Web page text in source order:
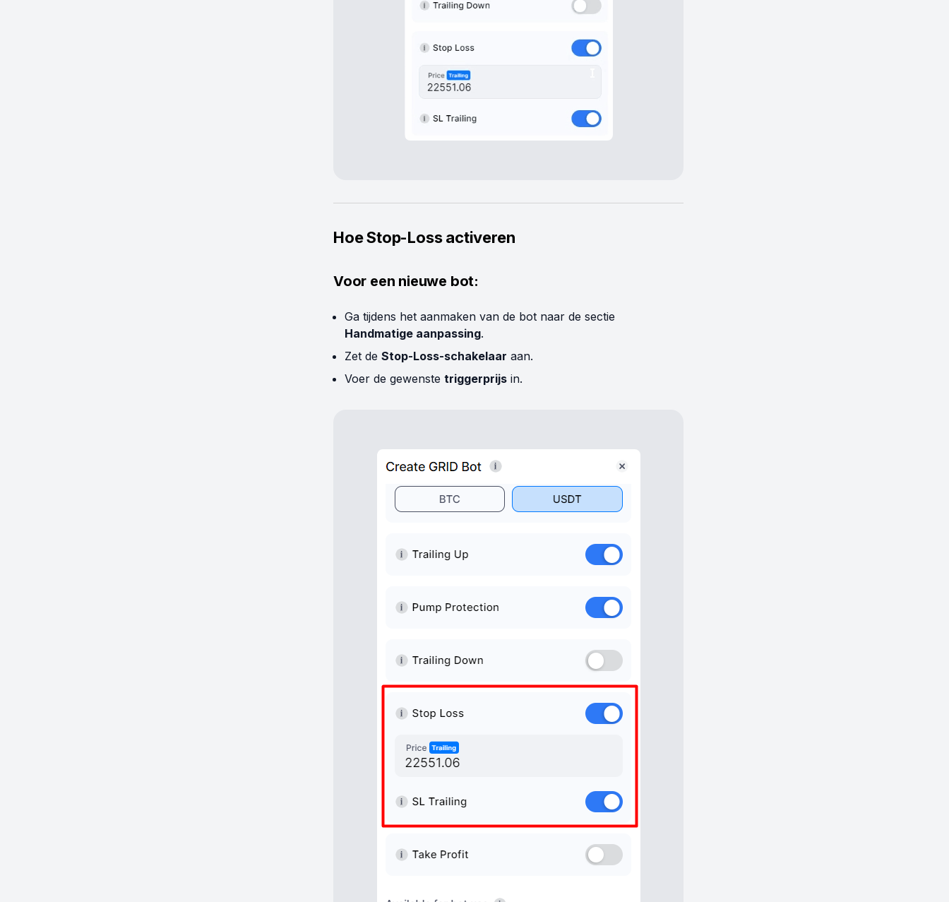
Hoe Stop-Loss activeren
Voor een nieuwe bot:
Ga tijdens het aanmaken van de bot naar de sectie
Handmatige aanpassing.
Zet de Stop-Loss-schakelaar aan.
Voer de gewenste triggerprijs in.